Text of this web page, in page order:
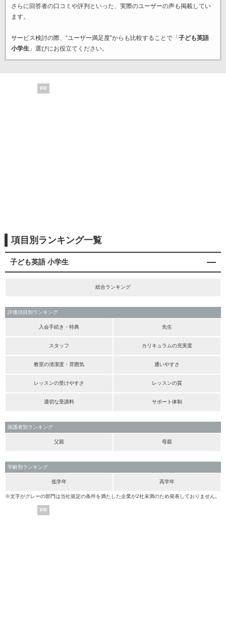
さらに回答者の口コミや評判といった、実際のユーザーの声も掲載してい
ます。
サービス検討の際、“ユーザー満足度”からも比較することで「 子ども英語
小学生」選びにお役立てください。
PR
項目別ランキング一覧
子ども英語 小学生
総合ランキング
評価項目別ランキング
入会手続き・特典 先生
スタッフ カリキュラムの充実度
教室の清潔度・雰囲気 通いやすさ
レッスンの受けやすさ レッスンの質
適切な受講料 サポート体制
保護者別ランキング
父親 母親
学齢別ランキング
低学年 高学年
※文字がグレーの部門は当社規定の条件を満たした企業が2社未満のため発表しておりません。
PR